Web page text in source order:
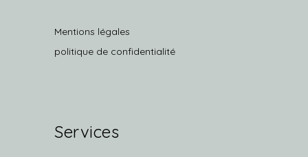
Mentions légales
politique de confidentialité
Services